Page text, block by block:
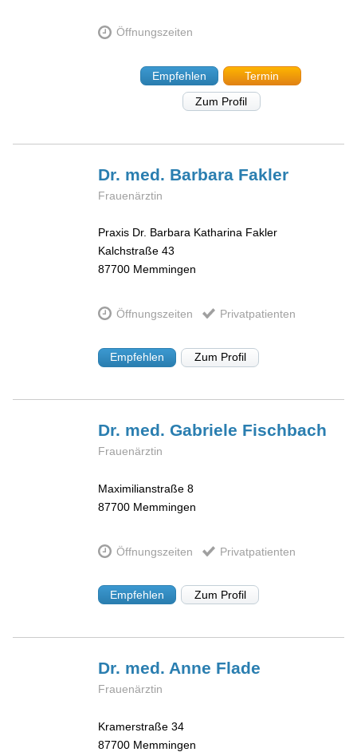
Öffnungszeiten
Empfehlen
Termin
Zum Profil
Dr. med. Barbara Fakler
Frauenärztin
Praxis Dr. Barbara Katharina Fakler
Kalchstraße 43
87700 Memmingen
Öffnungszeiten Privatpatienten
Empfehlen Zum Profil
Dr. med. Gabriele Fischbach
Frauenärztin
Maximilianstraße 8
87700 Memmingen
Öffnungszeiten Privatpatienten
Empfehlen Zum Profil
Dr. med. Anne Flade
Frauenärztin
Kramerstraße 34
87700 Memmingen